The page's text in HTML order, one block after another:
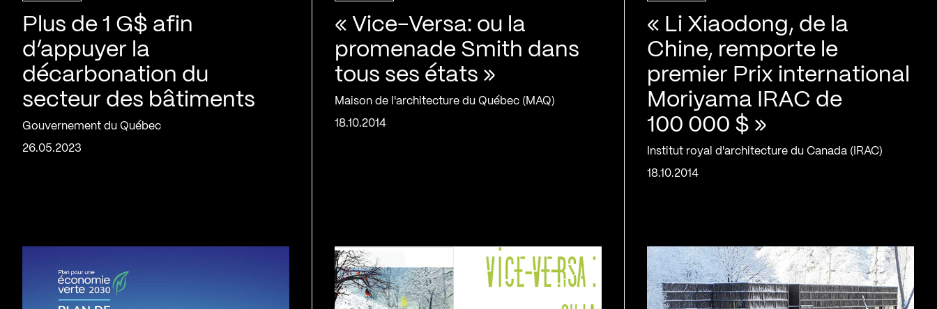
Plus de 1 G$ afin
d’appuyer la
décarbonation du
secteur des bâtiments
Gouvernement du Québec
26.05.2023
« Vice-Versa: ou la
promenade Smith dans
tous ses états »
Maison de l'architecture du Québec (MAQ)
18.10.2014
« Li Xiaodong, de la
Chine, remporte le
premier Prix international
Moriyama IRAC de
100 000 $ »
Institut royal d'architecture du Canada (IRAC)
18.10.2014